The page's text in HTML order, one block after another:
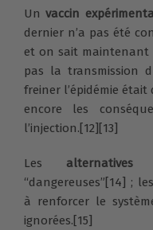
Unvaccin
dernier n’a pas été
et on sait maintenant
pas la transmission
freiner l’épidémie
encore les
l’injection.[12][13]
Les alternatives
“dangereuses”[14] ;
à renforcer le
ignorées.[15]